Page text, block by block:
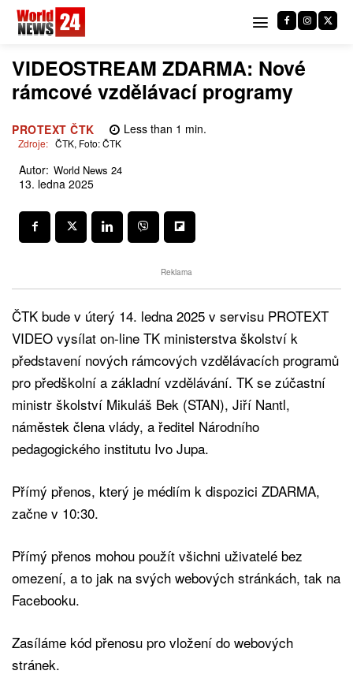
VIDEOSTREAM ZDARMA: Nové
rámcové vzdělávací programy
PROTEXT ČTK Less than 1 min.
Zdroje: ČTK, Foto: ČTK
Autor: World News 24
13. ledna 2025
Reklama
ČTK bude v úterý 14. ledna 2025 v servisu PROTEXT
VIDEO vysílat on-line TK ministerstva školství k
představení nových rámcových vzdělávacích programů
pro předškolní a základní vzdělávání. TK se zúčastní
ministr školství Mikuláš Bek (STAN), Jiří Nantl,
náměstek člena vlády, a ředitel Národního
pedagogického institutu Ivo Jupa.
Přímý přenos, který je médiím k dispozici ZDARMA,
začne v 10:30.
Přímý přenos mohou použít všichni uživatelé bez
omezení, a to jak na svých webových stránkách, tak na
Facebooku.
Zasíláme kód přenosu pro vložení do webových
stránek.